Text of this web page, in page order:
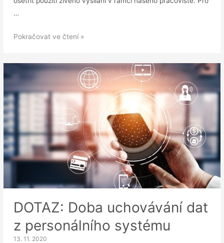
…
DOTAZ:
přenosem
pracovišti
Pokračovat ve čtení »
DOTAZ: Doba uchovávání dat
z personálního systému
13. 11. 2020